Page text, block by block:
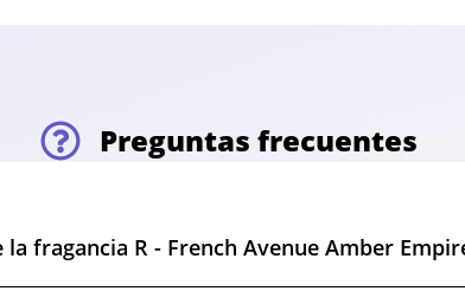
Preguntas frecuentes
la fragancia R - French Avenue Amber